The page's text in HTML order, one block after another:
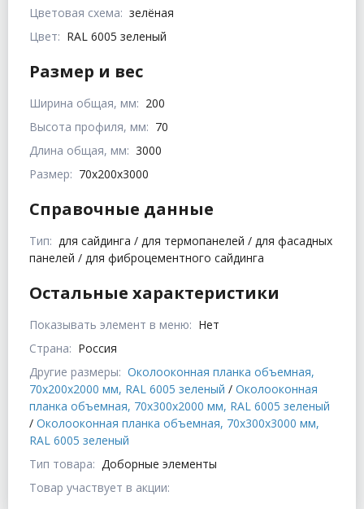
Цветовая схема: зелёная
Цвет: RAL 6005 зеленый
Размер и вес
Ширина общая, мм: 200
Высота профиля, мм: 70
Длина общая, мм: 3000
Размер: 70x200x3000
Справочные данные
Тип: для сайдинга / для термопанелей / для фасадных
панелей / для фиброцементного сайдинга
Остальные характеристики
Показывать элемент в меню: Нет
Страна: Россия
Другие размеры: Околооконная планка объемная,
70x200x2000 мм, RAL 6005 зеленый / Околооконная
планка объемная, 70x300x2000 мм, RAL 6005 зеленый
/ Околооконная планка объемная, 70x300x3000 мм,
RAL 6005 зеленый
Тип товара: Доборные элементы
Товар участвует в акции: